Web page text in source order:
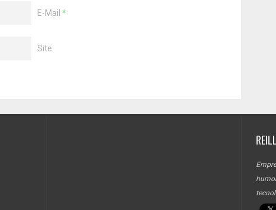
E-Mail *
Site